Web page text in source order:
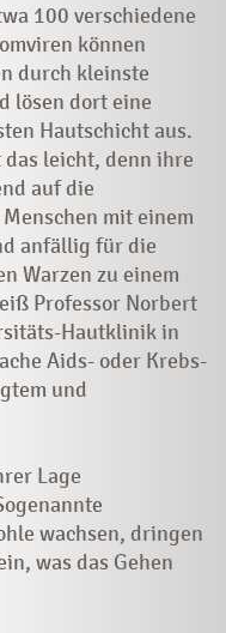
100 verschiedene
können
durch kleinste
lösen dort eine
Hautschicht aus.
leicht, denn ihre
auf die
mit einem
anfällig für die
Warzen zu einem
Professor Norbert
Hautklinik in
Aids- oder Krebs-
und
Lage
wachsen, dringen
was das Gehen